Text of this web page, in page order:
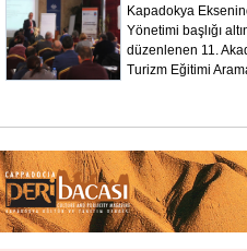
Kapadokya
Yönetimi başlığı
düzenlenen 11.
Turizm Eğitimi